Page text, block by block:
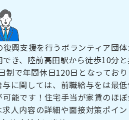
興支援を行うボランティア団
き、陸前高田駅から徒歩10分
制で年間休日120日となってお
に関しては、前職給与をは最
能です！住宅手当が家賃のほ
人内容の詳細や面接対策ポイ